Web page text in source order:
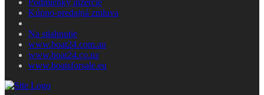
Kúpno-predajná zmluva
Na stiahnutie
www.boat24.com.au
www.boat24.co.nz
www.boatsforsale.eu